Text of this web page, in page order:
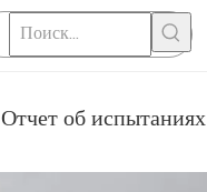
Отчет об испытаниях